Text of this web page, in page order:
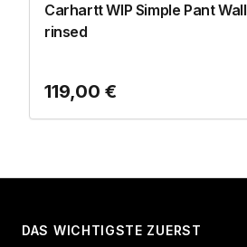
Carhartt WIP Simple Pant Wall
rinsed
119,00 €
DAS WICHTIGSTE ZUERST